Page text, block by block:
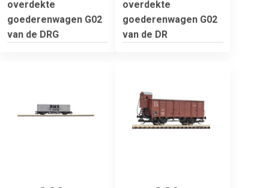
overdekte
goederenwagen G02
van de DRG
overdekte
goederenwagen G02
van de DR